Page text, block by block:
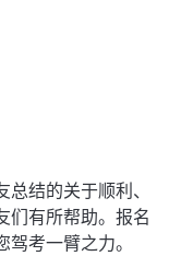
结的关于顺利、
们有所帮助。报名
驾考一臂之力。